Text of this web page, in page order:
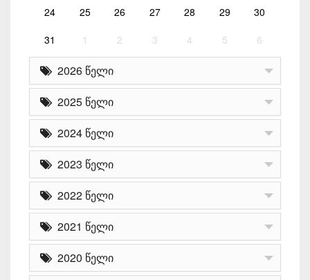
24 25 26 27 28 29 30
31 1 2 3 4 5 6
2026 წელი
2025 წელი
2024 წელი
2023 წელი
2022 წელი
2021 წელი
2020 წელი